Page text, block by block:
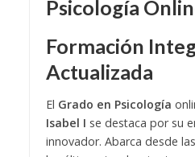
Psicología
Formación
Actualizada
El Grado en Psicología
Isabel I se destaca por su
innovador. Abarca desde